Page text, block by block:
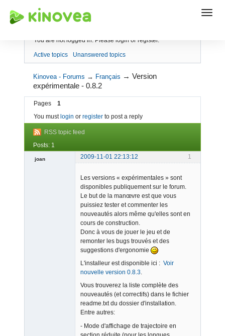
Index
You are not logged in. Please login or register.
Active topics Unanswered topics
Kinovea - Forums → Français →Version
expérimentale - 0.8.2
Pages
1
You must login or register to post a reply
RSS topic feed
Posts: 1
1
joan 2009-11-01 22:13:12
Les versions « expérimentales » sont
disponibles publiquement sur le forum.
Le but de la manœvre est que vous
puissiez tester et commenter les
nouveautés alors même qu'elles sont en
cours de construction.
Donc à vous de jouer le jeu et de
remonter les bugs trouvés et des
suggestions d'ergonomie
L'installeur est disponible ici : Voir
nouvelle version 0.8.3.
Vous trouverez la liste complète des
nouveautés (et correctifs) dans le fichier
readme.txt du dossier d'installation.
Entre autres:
- Mode d'affichage de trajectoire en